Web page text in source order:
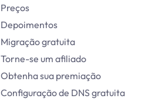
Preços
Depoimentos
Migração gratuita
Torne-se um afiliado
Obtenha sua premiação
Configuração de DNS gratuita